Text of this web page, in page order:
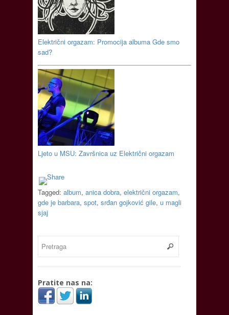
Električni orgazam: Promocija albuma Gde smo
sad?
Ljeto u MSU: Završnica uz Električni orgazam
Tagged: album, anica dobra, električni orgazam,
gde je barbara, spot, srđan gojković gile, u magli
sjaj
Pratite nas na: